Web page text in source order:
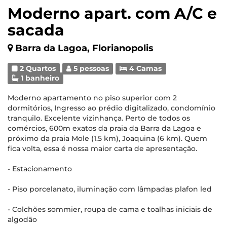
Moderno apart. com A/C e
sacada
Barra da Lagoa, Florianopolis
2 Quartos 5 pessoas
4 Camas
1 banheiro
Moderno apartamento no piso superior com 2
dormitórios, Ingresso ao prédio digitalizado, condomínio
tranquilo. Excelente vizinhança. Perto de todos os
comércios, 600m exatos da praia da Barra da Lagoa e
próximo da praia Mole (1.5 km), Joaquina (6 km). Quem
fica volta, essa é nossa maior carta de apresentação.
- Estacionamento
- Piso porcelanato, iluminação com lâmpadas plafon led
- Colchões sommier, roupa de cama e toalhas iniciais de
algodão